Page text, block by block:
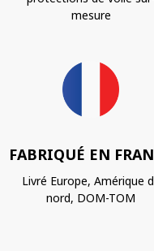
mesure
FABRIQUÉ EN
Livré Europe, Amérique
nord, DOM-TOM